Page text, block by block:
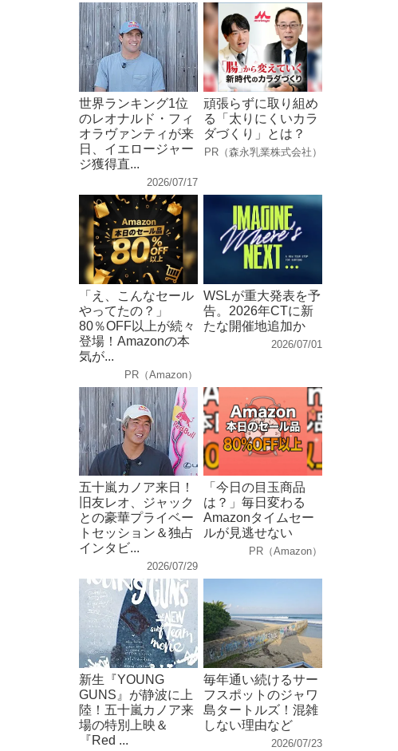
世界ランキング1位
のレオナルド・フィ
オラヴァンティが来
日、イエロージャー
ジ獲得直...
2026/07/17
頑張らずに取り組め
る「太りにくいカラ
ダづくり」とは？
PR（森永乳業株式会社）
「え、こんなセール
やってたの？」
80％OFF以上が続々
登場！Amazonの本
気が...
PR（Amazon）
WSLが重大発表を予
告。2026年CTに新
たな開催地追加か
2026/07/01
五十嵐カノア来日！
旧友レオ、ジャック
との豪華プライベー
トセッション＆独占
インタビ...
2026/07/29
「今日の目玉商品
は？」毎日変わる
Amazonタイムセー
ルが見逃せない
PR（Amazon）
新生『YOUNG
GUNS』が静波に上
陸！五十嵐カノア来
場の特別上映＆
『Red ...
毎年通い続けるサー
フスポットのジャワ
島タートルズ！混雑
しない理由など
2026/07/23